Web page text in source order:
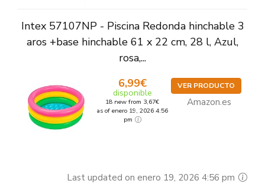
Intex 57107NP - Piscina Redonda hinchable 3
aros +base hinchable 61 x 22 cm, 28 l, Azul,
rosa,...
6,99€
disponible
18 new from 3,67€
as of enero 19, 2026 4:56
pm
VER PRODUCTO
Amazon.es
Last updated on enero 19, 2026 4:56 pm